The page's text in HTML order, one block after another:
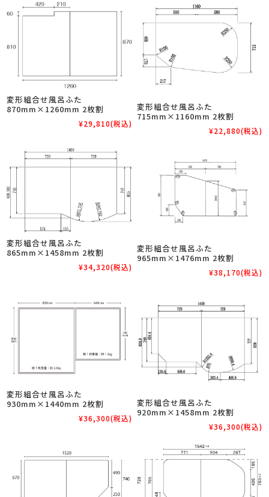
変形組合せ風呂ふた
870mm×1260mm 2枚割
¥29,810(税込)
変形組合せ風呂ふた
715mm×1160mm 2枚割
¥22,880(税込)
変形組合せ風呂ふた
865mm×1458mm 2枚割
¥34,320(税込)
変形組合せ風呂ふた
965mm×1476mm 2枚割
¥38,170(税込)
変形組合せ風呂ふた
930mm×1440mm 2枚割
¥36,300(税込)
変形組合せ風呂ふた
920mm×1458mm 2枚割
¥36,300(税込)